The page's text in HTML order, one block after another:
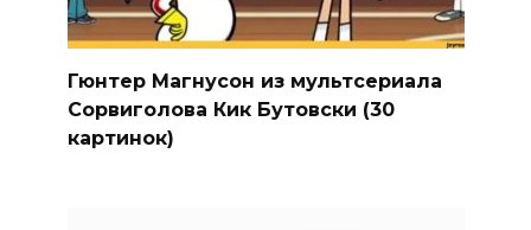
Гюнтер Магнусон из мультсериала
Сорвиголова Кик Бутовски (30
картинок)